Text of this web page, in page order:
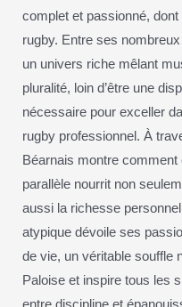
complet et passionné,
rugby. Entre ses
un univers riche mêlant
pluralité, loin d’être une
nécessaire pour exceller
rugby professionnel. À
Béarnais montre
parallèle nourrit non
aussi la richesse
atypique dévoile ses
de vie, un véritable souffle
Paloise et inspire tous les
entre discipline et